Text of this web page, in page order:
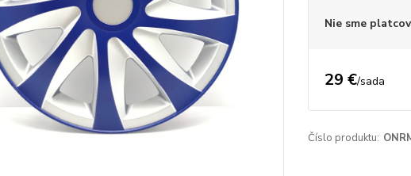
Nie sme
29 €/sada
Číslo produktu: